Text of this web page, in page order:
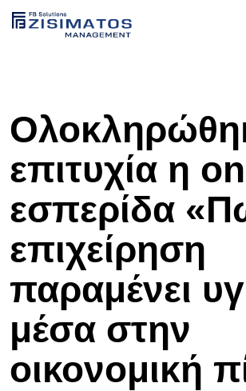
Skip
επιτυχία η
εσπερίδα
επιχείρηση
παραμένει
μέσα στην
οικονομική